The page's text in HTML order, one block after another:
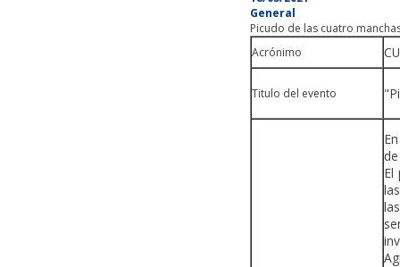
General
Picudo de las cuatro
Acrónimo
Titulo del evento
El